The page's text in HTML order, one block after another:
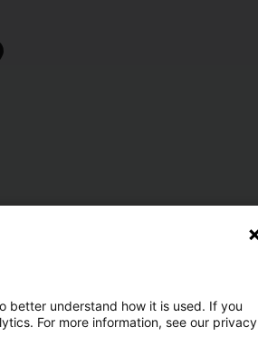
better understand how it is used. If you
For more information, see our privacy